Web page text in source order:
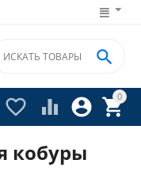
0


 

кобуры